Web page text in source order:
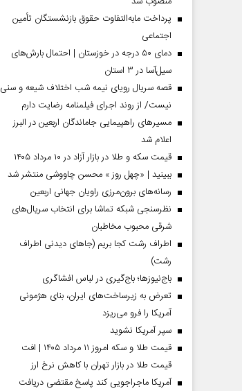
پرداخت مابه‌التفاوت حقوق بازنشستگان تأمین
اجتماعی
دمای ۵۰ درجه در خوزستان | احتمال بارش‌های
سیل‌آسا در ۳ استان
قصه سریال رویای نیمه شب اختلاف شیعه و سنی
نیست/ از روند اجرای فیلمنامه رضایت دارم
مسیر‌های راهپیمایی جاماندگان اربعین در البرز
اعلام شد
قیمت سکه و طلا در بازار آزاد در ۱۰ مرداد ۱۴۰۵
ببینید | «چهل روز » محسن چاووشی منتشر شد
رسانه‌های برون‌مرزی راویان جهانی اربعین
نظرسنجی شبکه تماشا برای انتخاب سریال‌های
شرقی محبوب مخاطبان
اطراف رشت کجا بریم (جاهای دیدنی اطراف
رشت)
باج‌نیوزها؛ باج‌گیری در لباس افشاگری
تعرض به زیرساخت‌های ایران، بنای هژمونی
آمریکا را فرو می‌ریزد
سپر آمریکا نشوید
قیمت طلا و سکه امروز ۱۱ مرداد ۱۴۰۵ | افت
قیمت طلا در بازار تهران با کاهش نرخ ارز
آمریکا ماجراجویی کند پاسخ مقتضی دریافت
صفحات نخست روزنامه ها‌ی‌سه‌شنبه ۶ مردادماه